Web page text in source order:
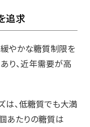
追求
やかな糖質制限を
り、近年需要が高
は、低糖質でも大満
あたりの糖質は